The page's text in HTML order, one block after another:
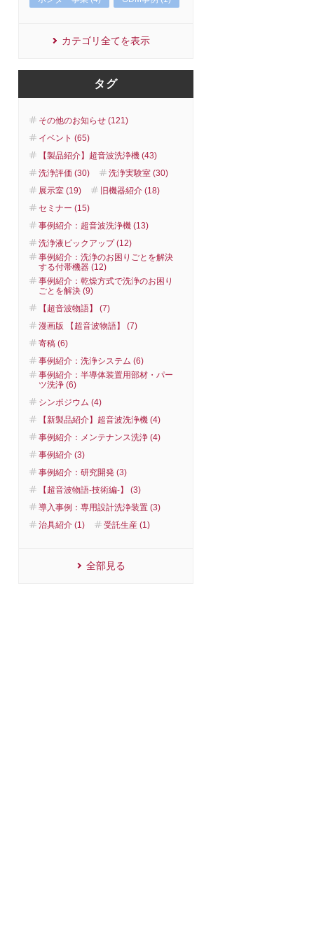
カテゴリ全てを表示
タグ
その他のお知らせ (121)
イベント (65)
【製品紹介】超音波洗浄機 (43)
洗浄評価 (30)
洗浄実験室 (30)
展示室 (19)
旧機器紹介 (18)
セミナー (15)
事例紹介：超音波洗浄機 (13)
洗浄液ピックアップ (12)
事例紹介：洗浄のお困りごとを解決
する付帯機器 (12)
事例紹介：乾燥方式で洗浄のお困り
ごとを解決 (9)
【超音波物語】 (7)
漫画版 【超音波物語】 (7)
寄稿 (6)
事例紹介：洗浄システム (6)
事例紹介：半導体装置用部材・パー
ツ洗浄 (6)
シンポジウム (4)
【新製品紹介】超音波洗浄機 (4)
事例紹介：メンテナンス洗浄 (4)
事例紹介 (3)
事例紹介：研究開発 (3)
【超音波物語-技術編-】 (3)
導入事例：専用設計洗浄装置 (3)
治具紹介 (1)
受託生産 (1)
全部見る